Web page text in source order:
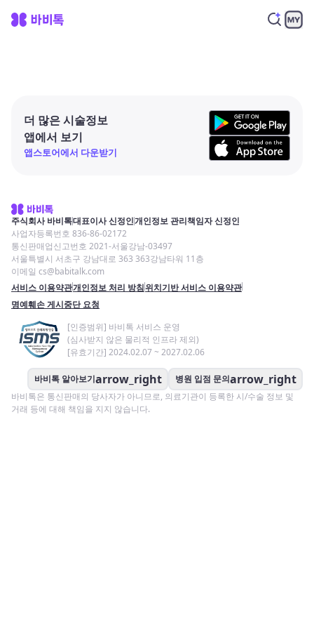
더 많은 시술정보
앱에서 보기
앱스토어에서 다운받기
주식회사 바비톡대표이사 신정인개인정보 관리책임자 신정인
사업자등록번호 836-86-02172
통신판매업신고번호 2021-서울강남-03497
서울특별시 서초구 강남대로 363 363강남타워 11층
이메일 cs@babitalk.com
서비스 이용약관개인정보 처리 방침위치기반 서비스 이용약관
명예훼손 게시중단 요청
[인증범위] 바비톡 서비스 운영
(심사받지 않은 물리적 인프라 제외)
[유효기간] 2024.02.07 ~ 2027.02.06
바비톡 알아보기arrow_right 병원 입점 문의arrow_right
바비톡은 통신판매의 당사자가 아니므로, 의료기관이 등록한 시/수술 정보 및
거래 등에 대해 책임을 지지 않습니다.